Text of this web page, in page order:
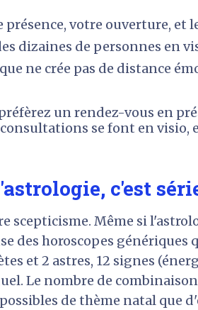
présence, votre ouverture, et
dizaines de personnes en
ne crée pas de distance
un rendez-vous en
se font en visio,
c'est
scepticisme. Même si
des horoscopes génériques
et 2 astres, 12 signes
Le nombre de
de thème natal que